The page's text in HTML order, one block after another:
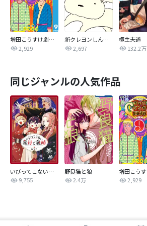
増田こうすけ劇場 ギャグマンガ日和GB
2,929
新クレヨンしんちゃん
2,697
極主夫道
132.2万
同じジャンルの人気作品
いびってこない義母と義姉
9,755
野良猫と狼
2.4万
2,929